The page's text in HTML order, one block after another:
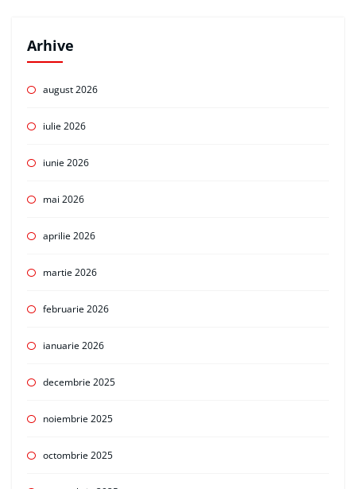
Arhive
august 2026
iulie 2026
iunie 2026
mai 2026
aprilie 2026
martie 2026
februarie 2026
ianuarie 2026
decembrie 2025
noiembrie 2025
octombrie 2025